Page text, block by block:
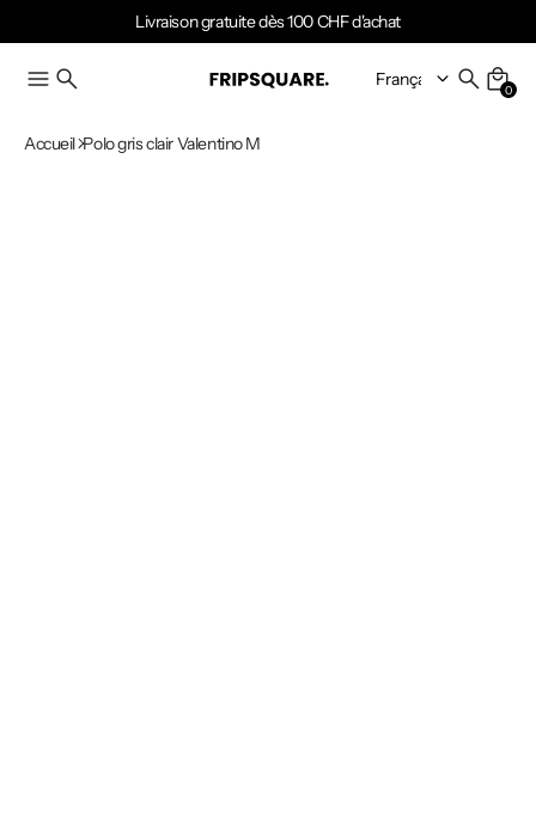
Livraison gratuite dès 100 CHF d'achat
0
Accueil Polo gris clair Valentino M